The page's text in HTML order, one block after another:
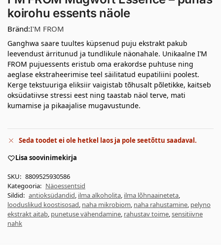
koirohu essents näole
Bränd:I'M FROM
Ganghwa saare tuultes küpsenud puju ekstrakt pakub
leevendust ärritunud ja tundlikule näonahale. Unikaalne I’M
FROM pujuessents eristub oma erakordse puhtuse ning
aeglase ekstraheerimise teel säilitatud eupatiliini poolest.
Kerge tekstuuriga eliksiir vaigistab tõhusalt põletikke, kaitseb
oksüdatiivse stressi eest ning taastab näol terve, mati
kumamise ja pikaajalise mugavustunde.
Seda toodet ei ole hetkel laos ja pole seetõttu saadaval.
Lisa soovinimekirja
SKU: 8809525930586
Kategooria: Näoessentsid
Sildid: antioksüdandid, ilma alkoholita, ilma lõhnaaineteta,
looduslikud koostisosad, naha mikrobiom, naha rahustamine, pelyno
ekstrakt aitab, punetuse vähendamine, rahustav toime,sensitiivne
nahk